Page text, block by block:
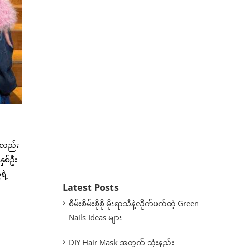
လည်း
ဦး
Latest Posts
စိမ်းစိမ်းစိုစို မိုးရာသီနဲ့လိုက်ဖက်တဲ့ Green
Nails Ideas များ
DIY Hair Mask အတွက် သုံးနည်း